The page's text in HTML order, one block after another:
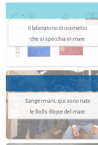
Il laboratorio di cosmetici
che si specchia in mare
Sangermani, qui sono nate
le Rolls-Royce del mare